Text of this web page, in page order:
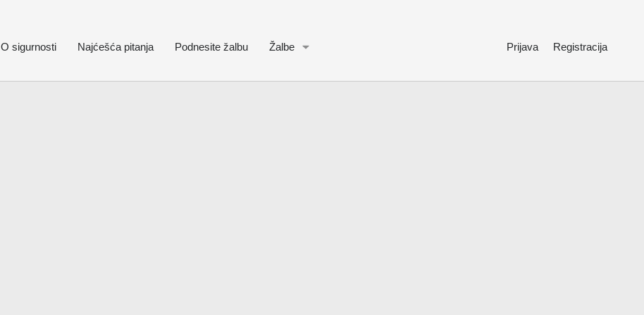
O sigurnosti Najćešća pitanja Podnesite žalbu Žalbe Prijava Registracija